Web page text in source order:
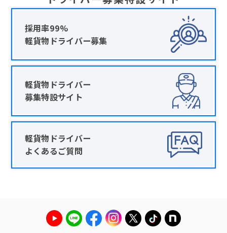
採用率99%
軽貨物ドライバー募集
軽貨物ドライバー
募集特設サイト
軽貨物ドライバー
よくあるご質問